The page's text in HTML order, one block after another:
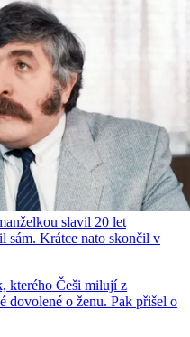
slavil 20 let
sám. Krátce nato skončil v
kterého Češi milují z
dovolené o ženu. Pak přišel o